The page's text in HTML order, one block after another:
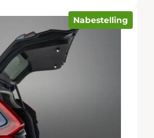
Nabestelling